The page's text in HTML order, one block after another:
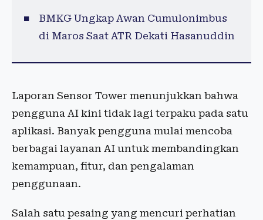
BMKG Ungkap Awan Cumulonimbus
di Maros Saat ATR Dekati Hasanuddin
Laporan Sensor Tower menunjukkan bahwa
pengguna AI kini tidak lagi terpaku pada satu
aplikasi. Banyak pengguna mulai mencoba
berbagai layanan AI untuk membandingkan
kemampuan, fitur, dan pengalaman
penggunaan.
Salah satu pesaing yang mencuri perhatian